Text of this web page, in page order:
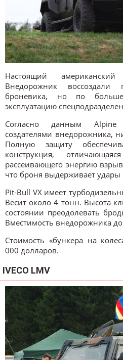
Настоящий
Внедорожник воссоздали
броневика, но по
эксплуатацию
Согласно данным Alpine
создателями внедорожника,
Полную защиту
конструкция,
рассеивающего энергию
что броня выдерживает
Pit-Bull VX имеет
Весит около 4 тонн. Высота
состоянии преодолевать
Вместимость внедорожника
Стоимость «бункера на
000 долларов.
IVECO LMV